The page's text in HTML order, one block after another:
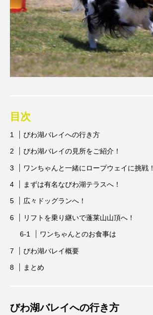
目次
びわ湖バレイへの行き方
びわ湖バレイの見所をご紹介！
ワンちゃんと一緒にロープウェイに挑戦！
まずは有名なびわ湖テラスへ！
広々ドッグランへ！
リフトを乗り継いで蓬莱山山頂へ！
ワンちゃんとのお食事は
びわ湖バレイ概要
まとめ
びわ湖バレイへの行き方